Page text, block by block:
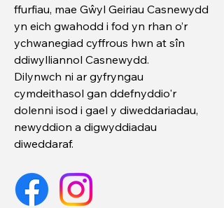
ffurfiau, mae Gŵyl Geiriau Casnewydd
yn eich gwahodd i fod yn rhan o’r
ychwanegiad cyffrous hwn at sîn
ddiwylliannol Casnewydd.
Dilynwch ni ar gyfryngau
cymdeithasol gan ddefnyddio'r
dolenni isod i gael y diweddariadau,
newyddion a digwyddiadau
diweddaraf.